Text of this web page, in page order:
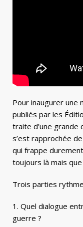
Pour inaugurer une
publiés par les
traite d’une grande
s’est rapprochée
qui frappe
toujours là mais
Trois parties
1. Quel dialogue
guerre ?